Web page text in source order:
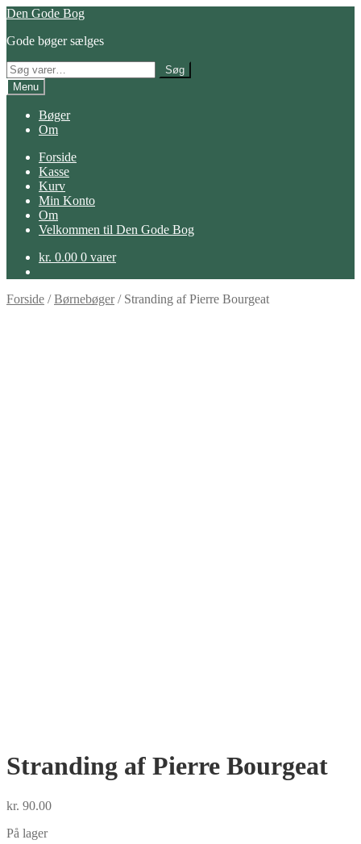
Spring
navigation
Spring
indhold
Den Gode Bog
Gode bøger sælges
Søg
efter:
Søg
Menu
Bøger
Om
Forside
Kasse
Kurv
Min Konto
Om
Velkommen til Den Gode Bog
kr. 0.00 0 varer
Forside /Børnebøger/ Stranding af Pierre Bourgeat
Stranding af Pierre Bourgeat
kr. 90.00
På lager